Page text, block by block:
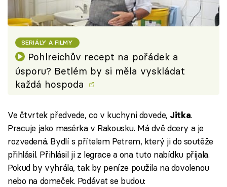
SERIÁLY A FILMY
Pohlreichův recept na pořádek a
úsporu? Betlém by si měla vyskládat
každá hospoda
Ve čtvrtek předvede, co v kuchyni dovede, Jitka.
Pracuje jako masérka v Rakousku. Má dvě dcery a je
rozvedená. Bydlí s přítelem Petrem, který ji do soutěže
přihlásil. Přihlásil ji z legrace a ona tuto nabídku přijala.
Pokud by vyhrála, tak by peníze použila na dovolenou
nebo na domeček. Podávat se budou: